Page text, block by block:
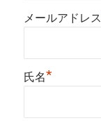
メールアドレス
氏名*